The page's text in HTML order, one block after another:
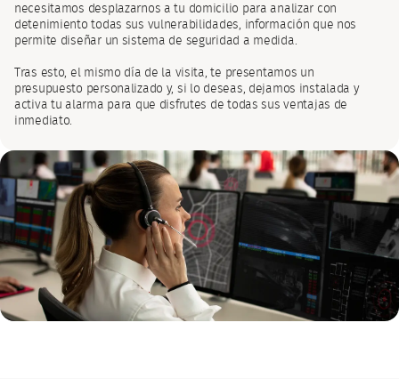
necesitamos desplazarnos a tu domicilio para analizar con
detenimiento todas sus vulnerabilidades, información que nos
permite diseñar un sistema de seguridad a medida.
Tras esto, el mismo día de la visita, te presentamos un
presupuesto personalizado y, si lo deseas, dejamos instalada y
activa tu alarma para que disfrutes de todas sus ventajas de
inmediato.